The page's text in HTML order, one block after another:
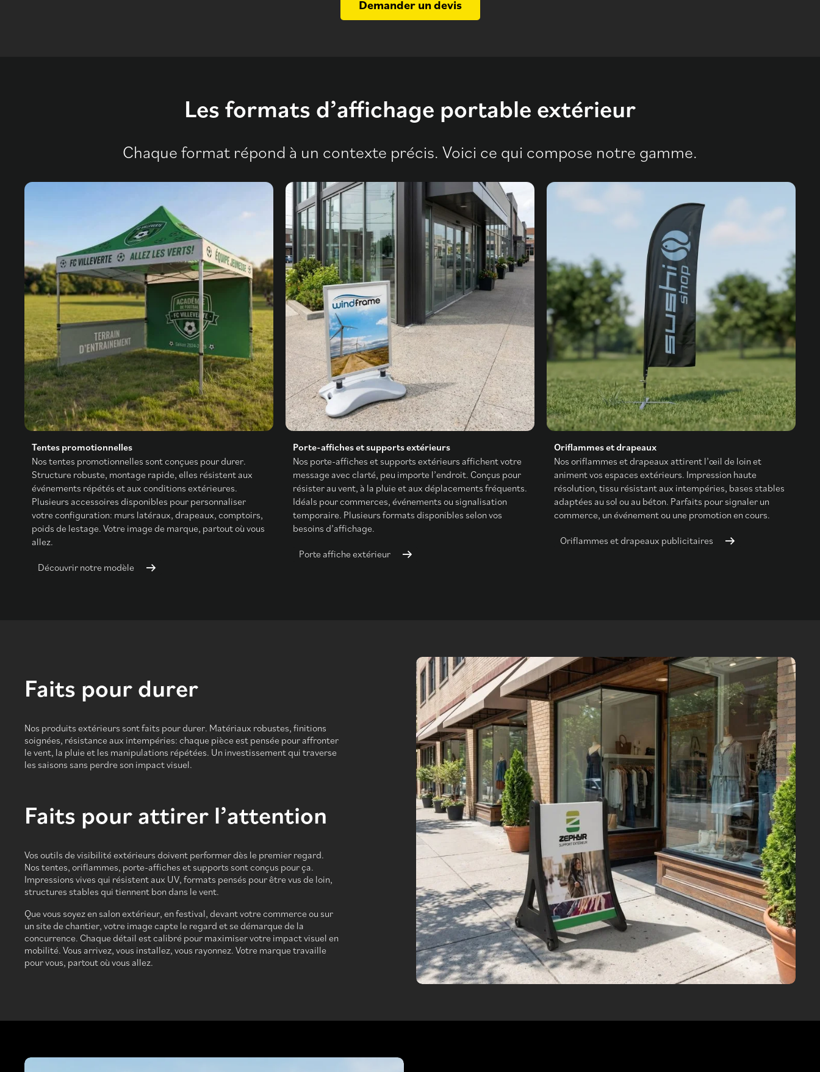
Demander un devis
Les formats d’affichage portable extérieur
Chaque format répond à un contexte précis. Voici ce qui compose notre gamme.
Tentes promotionnelles
Nos tentes promotionnelles sont conçues pour durer.
Structure robuste, montage rapide, elles résistent aux
événements répétés et aux conditions extérieures.
Plusieurs accessoires disponibles pour personnaliser
votre configuration: murs latéraux, drapeaux, comptoirs,
poids de lestage. Votre image de marque, partout où vous
allez.
Découvrir notre modèle
Porte-affiches et supports extérieurs
Nos porte-affiches et supports extérieurs affichent votre
message avec clarté, peu importe l’endroit. Conçus pour
résister au vent, à la pluie et aux déplacements fréquents.
Idéals pour commerces, événements ou signalisation
temporaire. Plusieurs formats disponibles selon vos
besoins d’affichage.
Porte affiche extérieur
Oriflammes et drapeaux
Nos oriflammes et drapeaux attirent l’œil de loin et
animent vos espaces extérieurs. Impression haute
résolution, tissu résistant aux intempéries, bases stables
adaptées au sol ou au béton. Parfaits pour signaler un
commerce, un événement ou une promotion en cours.
Oriflammes et drapeaux publicitaires
Faits pour durer
Nos produits extérieurs sont faits pour durer. Matériaux robustes, finitions
soignées, résistance aux intempéries: chaque pièce est pensée pour affronter
le vent, la pluie et les manipulations répétées. Un investissement qui traverse
les saisons sans perdre son impact visuel.
Faits pour attirer l’attention
Vos outils de visibilité extérieurs doivent performer dès le premier regard.
Nos tentes, oriflammes, porte-affiches et supports sont conçus pour ça.
Impressions vives qui résistent aux UV, formats pensés pour être vus de loin,
structures stables qui tiennent bon dans le vent.
Que vous soyez en salon extérieur, en festival, devant votre commerce ou sur
un site de chantier, votre image capte le regard et se démarque de la
concurrence. Chaque détail est calibré pour maximiser votre impact visuel en
mobilité. Vous arrivez, vous installez, vous rayonnez. Votre marque travaille
pour vous, partout où vous allez.